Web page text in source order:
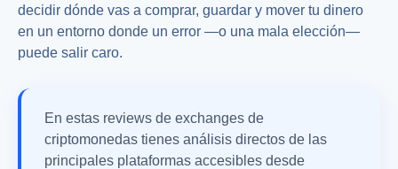
decidir dónde vas a comprar, guardar y mover tu dinero
en un entorno donde un error —o una mala elección—
puede salir caro.
En estas reviews de exchanges de
criptomonedas tienes análisis directos de las
principales plataformas accesibles desde